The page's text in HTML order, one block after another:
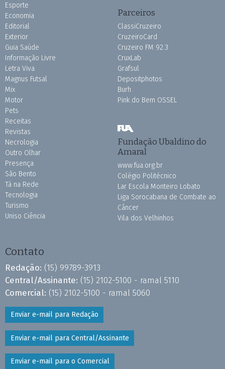
Esporte
Economia
Editorial
Exterior
Guia Saúde
Informação Livre
Letra Viva
Magnus Futsal
Mix
Motor
Pets
Receitas
Revistas
Necrologia
Outro Olhar
Presença
São Bento
Tá na Rede
Tecnologia
Turismo
Uniso Ciência
Parceiros
ClassiCruzeiro
CruzeiroCard
Cruzeiro FM 92.3
CruxLab
Grafsul
Depositphotos
Burh
Pink do Bem OSSEL
Fundação Ubaldino do
Amaral
www.fua.org.br
Colégio Politécnico
Lar Escola Monteiro Lobato
Liga Sorocabana de Combate ao
Câncer
Vila dos Velhinhos
Contato
Redação: (15) 99789-3913
Central/Assinante: (15) 2102-5100 - ramal 5110
Comercial: (15) 2102-5100 - ramal 5060
Enviar e-mail para Redação
Enviar e-mail para Central/Assinante
Enviar e-mail para o Comercial